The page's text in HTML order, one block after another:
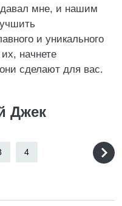
мне, и нашим
и уникального
начнете
сделают для вас.
Джек
4